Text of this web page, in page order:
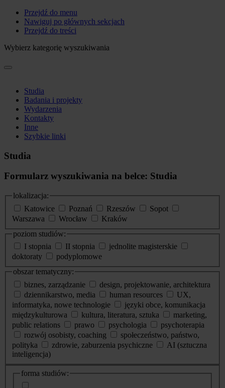
Przejdź do menu
Nawiguj po głównych sekcjach
Przejdź do treści
Wybierz kategorię wyszukiwania
Studia
Badania i projekty
Wydarzenia
Kontakty
Inne
Szybkie linki
Studia
Formularz wyszukiwania na belce: Studia
lokalizacja:
Katowice
Poznań Rzeszów
Sopot
Warszawa
Wrocław
Kraków
poziom studiów:
I stopnia
II stopnia
jednolite magisterskie
doktoraty
podyplomowe
obszar tematyczny:
biznes, zarządzanie
design, projektowanie, architektura
dziennikarstwo, media
human resources
UX,
informatyka, nowe technologie
języki obce, komunikacja
międzykulturowa
kultura, literatura, sztuka
marketing,
public relations
prawo psychologia
psychoterapia
rozwój osobisty, coaching
społeczeństwo, państwo,
polityka
zdrowie, zaburzenia psychiczne
AI (sztuczna
inteligencja)
dodatkowe
informacje
forma studiów: